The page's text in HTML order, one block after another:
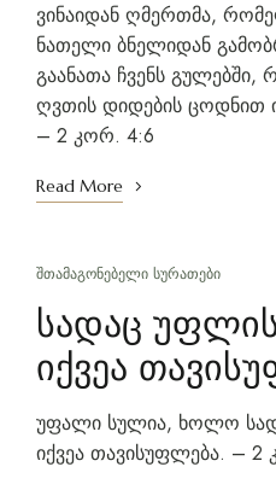
ვინაიდან ღმერთმა,
ნათელი ბნელიდან
გაანათა ჩვენს გულებში,
ღვთის დიდების ცოდნით
– 2 კორ. 4:6
Read More
ᲨᲗᲐᲛᲐᲒᲝᲜᲔᲑᲔᲚᲘ ᲡᲣᲠᲐᲗᲔᲑᲘ
სადაც
იქვეა
უფალი სულია, ხოლო
იქვეა თავისუფლება. –